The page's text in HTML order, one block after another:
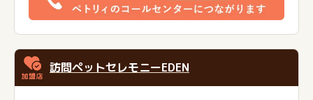
訪問ペットセレモニーEDEN